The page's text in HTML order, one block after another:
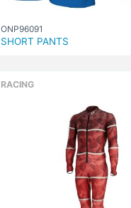
ONP96091
SHORT PANTS
RACING